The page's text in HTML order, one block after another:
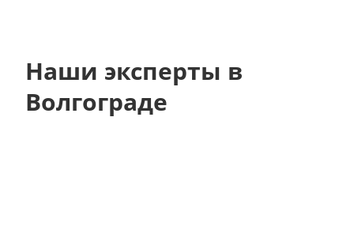
Наши эксперты в
Волгограде